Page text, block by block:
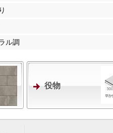
ル調
役物